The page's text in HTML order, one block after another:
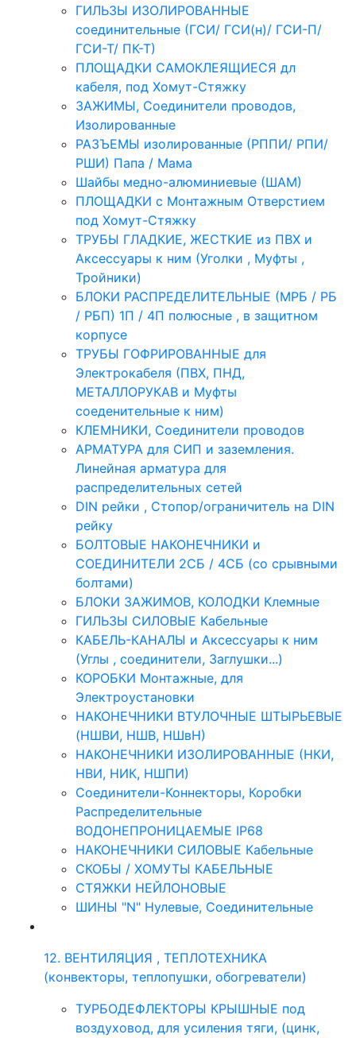
ГИЛЬЗЫ ИЗОЛИРОВАННЫЕ
соединительные (ГСИ/ ГСИ(н)/ ГСИ-П/
ГСИ-Т/ ПК-Т)
ПЛОЩАДКИ САМОКЛЕЯЩИЕСЯ дл
кабеля, под Хомут-Стяжку
ЗАЖИМЫ, Соединители проводов,
Изолированные
РАЗЪЕМЫ изолированные (РППИ/ РПИ/
РШИ) Папа / Мама
Шайбы медно-алюминиевые (ШАМ)
ПЛОЩАДКИ с Монтажным Отверстием
под Хомут-Стяжку
ТРУБЫ ГЛАДКИЕ, ЖЕСТКИЕ из ПВХ и
Аксессуары к ним (Уголки , Муфты ,
Тройники)
БЛОКИ РАСПРЕДЕЛИТЕЛЬНЫЕ (МРБ / РБ
/ РБП) 1П / 4П полюсные , в защитном
корпусе
ТРУБЫ ГОФРИРОВАННЫЕ для
Электрокабеля (ПВХ, ПНД,
МЕТАЛЛОРУКАВ и Муфты
соеденительные к ним)
КЛЕМНИКИ, Соединители проводов
АРМАТУРА для СИП и заземления.
Линейная арматура для
распределительных сетей
DIN рейки , Стопор/ограничитель на DIN
рейку
БОЛТОВЫЕ НАКОНЕЧНИКИ и
СОЕДИНИТЕЛИ 2СБ / 4СБ (со срывными
болтами)
БЛОКИ ЗАЖИМОВ, КОЛОДКИ Клемные
ГИЛЬЗЫ СИЛОВЫЕ Кабельные
КАБЕЛЬ-КАНАЛЫ и Аксессуары к ним
(Углы , соединители, Заглушки...)
КОРОБКИ Монтажные, для
Электроустановки
НАКОНЕЧНИКИ ВТУЛОЧНЫЕ ШТЫРЬЕВЫЕ
(НШВИ, НШВ, НШвН)
НАКОНЕЧНИКИ ИЗОЛИРОВАННЫЕ (НКИ,
НВИ, НИК, НШПИ)
Соединители-Коннекторы, Коробки
Распределительные
ВОДОНЕПРОНИЦАЕМЫЕ IP68
НАКОНЕЧНИКИ СИЛОВЫЕ Кабельные
СКОБЫ / ХОМУТЫ КАБЕЛЬНЫЕ
СТЯЖКИ НЕЙЛОНОВЫЕ
ШИНЫ "N" Нулевые, Соединительные
12. ВЕНТИЛЯЦИЯ , ТЕПЛОТЕХНИКА
(конвекторы, теплопушки, обогреватели)
ТУРБОДЕФЛЕКТОРЫ КРЫШНЫЕ под
воздуховод, для усиления тяги, (цинк,